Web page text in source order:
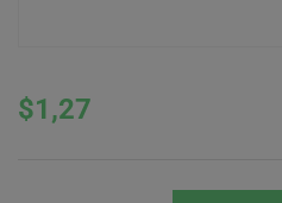
$1,27